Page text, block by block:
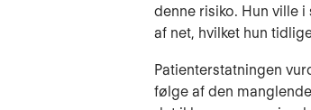
denne risiko. Hun ville
af net, hvilket hun
Patienterstatningen
følge af den